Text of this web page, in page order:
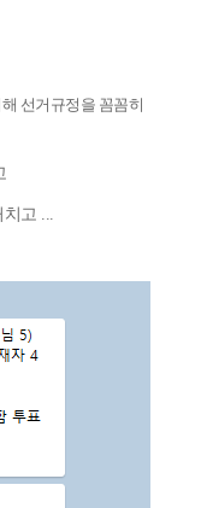
선거규정을 꼼꼼히
고 ...